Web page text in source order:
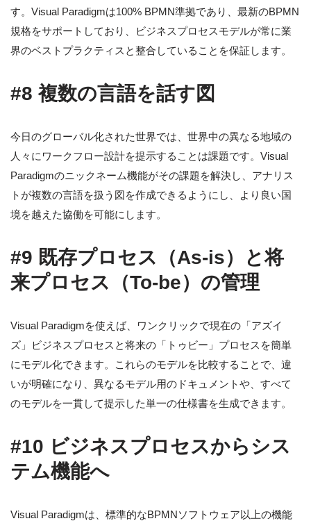
す。Visual Paradigmは100% BPMN準拠であり、最新のBPMN
規格をサポートしており、ビジネスプロセスモデルが常に業
界のベストプラクティスと整合していることを保証します。
#8 複数の言語を話す図
今日のグローバル化された世界では、世界中の異なる地域の
人々にワークフロー設計を提示することは課題です。Visual
Paradigmのニックネーム機能がその課題を解決し、アナリス
トが複数の言語を扱う図を作成できるようにし、より良い国
境を越えた協働を可能にします。
#9 既存プロセス（As-is）と将
来プロセス（To-be）の管理
Visual Paradigmを使えば、ワンクリックで現在の「アズイ
ズ」ビジネスプロセスと将来の「トゥビー」プロセスを簡単
にモデル化できます。これらのモデルを比較することで、違
いが明確になり、異なるモデル用のドキュメントや、すべて
のモデルを一貫して提示した単一の仕様書を生成できます。
#10 ビジネスプロセスからシス
テム機能へ
Visual Paradigmは、標準的なBPMNソフトウェア以上の機能